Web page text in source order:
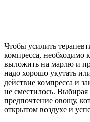
Чтобы усилить
компресса, необходимо
выложить на марлю и
надо хорошо укутать
действие компресса и
не сместилось. Выбирая
предпочтение овощу,
открытом воздухе и